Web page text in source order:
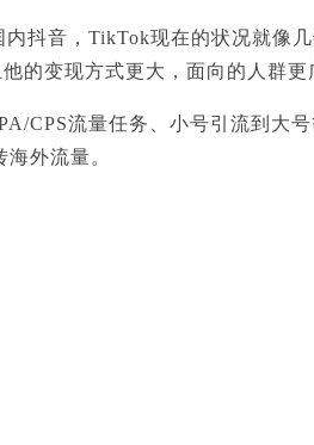
抖音，TikTok现在的状况就像
的变现方式更大，面向的人群更
CPS流量任务、小号引流到大
外流量。